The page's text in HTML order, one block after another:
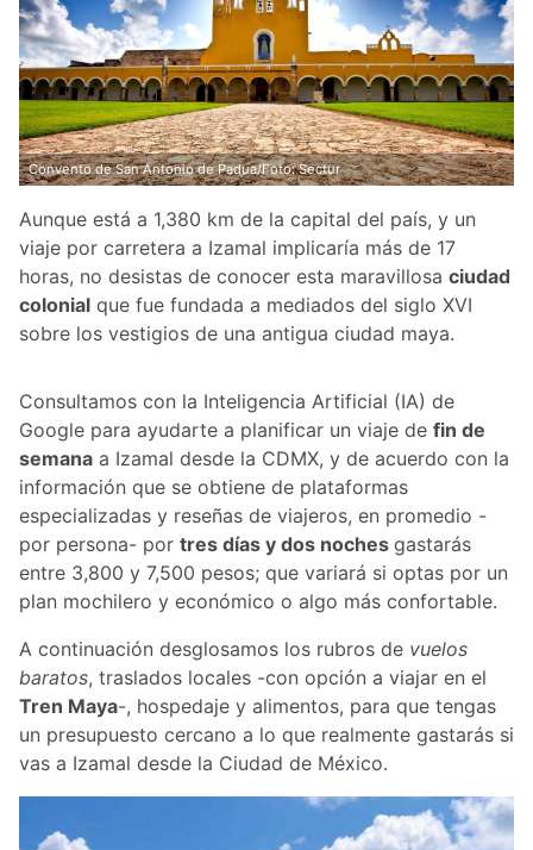
Convento de San Antonio de Padua/Foto: Sectur
Aunque está a 1,380 km de la capital del país, y un
viaje por carretera a Izamal implicaría más de 17
horas, no desistas de conocer esta maravillosa ciudad
colonial que fue fundada a mediados del siglo XVI
sobre los vestigios de una antigua ciudad maya.
Consultamos con la Inteligencia Artificial (IA) de
Google para ayudarte a planificar un viaje de fin de
semana a Izamal desde la CDMX, y de acuerdo con la
información que se obtiene de plataformas
especializadas y reseñas de viajeros, en promedio -
por persona- por tres días y dos noches gastarás
entre 3,800 y 7,500 pesos; que variará si optas por un
plan mochilero y económico o algo más confortable.
A continuación desglosamos los rubros de vuelos
baratos, traslados locales -con opción a viajar en el
Tren Maya-, hospedaje y alimentos, para que tengas
un presupuesto cercano a lo que realmente gastarás si
vas a Izamal desde la Ciudad de México.